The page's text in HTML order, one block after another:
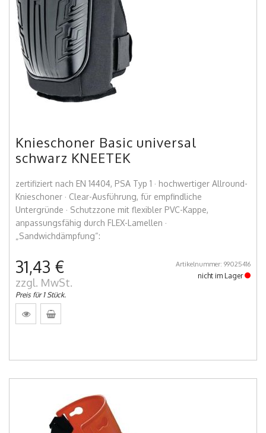
Knieschoner Basic universal
schwarz KNEETEK
zertifiziert nach EN 14404, PSA Typ 1 · hochwertiger Allround-
Knieschoner · Clear-Ausführung, für empfindliche
Untergründe · Schutzzone mit flexibler PVC-Kappe,
anpassungsfähig durch FLEX-Lamellen ·
„Sandwichdämpfung“:
31,43 €
zzgl. MwSt.
Preis für 1 Stück.
Artikelnummer: 99025416
nicht im Lager